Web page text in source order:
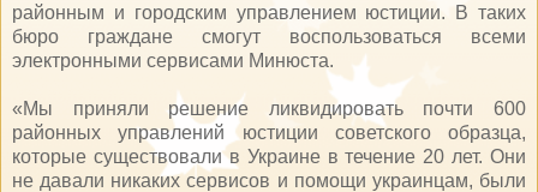
районным и городским управлением юстиции. В таких
бюро граждане смогут воспользоваться всеми
электронными сервисами Минюста.
«Мы приняли решение ликвидировать почти 600
районных управлений юстиции советского образца,
которые существовали в Украине в течение 20 лет. Они
не давали никаких сервисов и помощи украинцам, были